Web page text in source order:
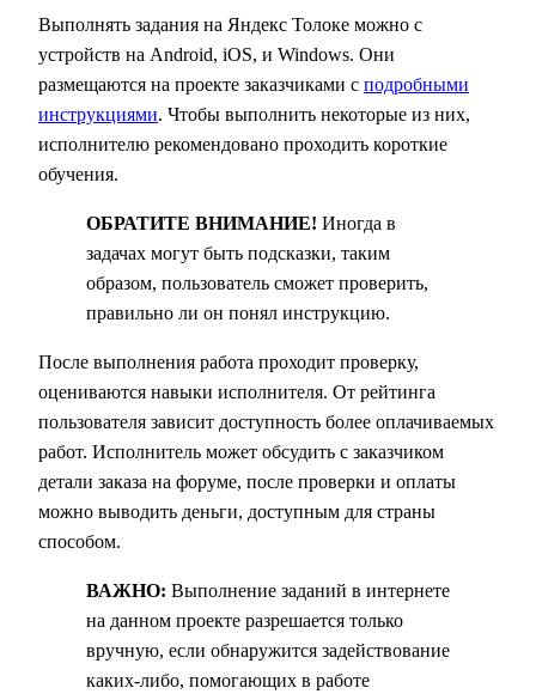
Выполнять задания на Яндекс Толоке можно с
устройств на Android, iOS, и Windows. Они
размещаются на проекте заказчиками с подробными
инструкциями. Чтобы выполнить некоторые из них,
исполнителю рекомендовано проходить короткие
обучения.
ОБРАТИТЕ ВНИМАНИЕ! Иногда в
задачах могут быть подсказки, таким
образом, пользователь сможет проверить,
правильно ли он понял инструкцию.
После выполнения работа проходит проверку,
оцениваются навыки исполнителя. От рейтинга
пользователя зависит доступность более оплачиваемых
работ. Исполнитель может обсудить с заказчиком
детали заказа на форуме, после проверки и оплаты
можно выводить деньги, доступным для страны
способом.
ВАЖНО: Выполнение заданий в интернете
на данном проекте разрешается только
вручную, если обнаружится задействование
каких-либо, помогающих в работе